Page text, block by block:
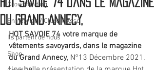
Crowdfunding
Entreprise / Clubs / Asso
Ils parlent de nous
Shop
HOT SAVOIE 74 dans le magazine
du Grand Annecy,
HOT SAVOIE 74 votre marque de
vêtements savoyards, dans le magazine
du Grand Annecy, N°13 Décembre 2021.